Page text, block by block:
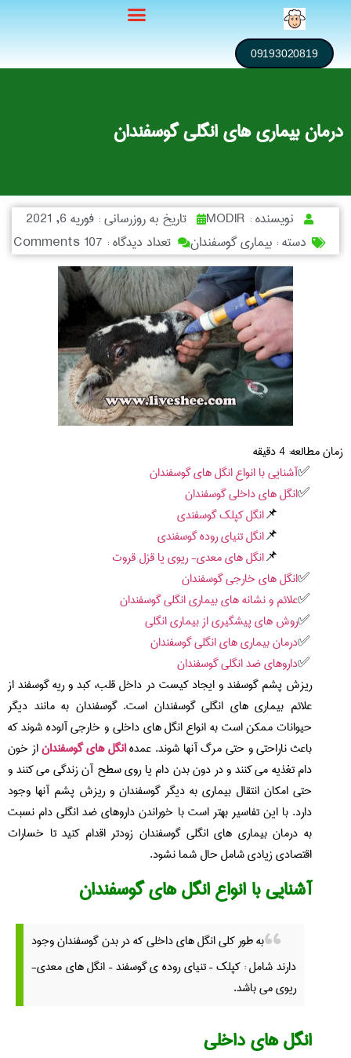
09193020819
درمان بیماری های انگلی گوسفندان
نویسنده : تاریخ به روزرسانی : فوریه 6, 2021
دسته : بیماری گوسفندان تعداد دیدگاه : 107 Comments
زمان مطالعه:4دقیقه
آشنایی با انواع انگل های گوسفندان
انگل های داخلی گوسفندان
انگل کپلک گوسفندی
انگل تنیای روده گوسفندی
انگل های معدی- ریوی یا قزل قروت
انگل های خارجی گوسفندان
علائم و نشانه های بیماری انگلی گوسفندان
روش های پیشگیری از بیماری انگلی
درمان بیماری های انگلی گوسفندان
داروهای ضد انگلی گوسفندان
ریزش پشم گوسفند و ایجاد کیست در داخل قلب، کبد و ریه گوسفند از
علائم بیماری های انگلی گوسفندان است. گوسفندان به مانند دیگر
حیوانات ممکن است به انواع انگل های داخلی و خارجی آلوده شوند که
باعث ناراحتی و حتی مرگ آنها شوند. عمدهانگل های گوسفنداناز خون
دام تغذیه می کنند و در دون بدن دام یا روی سطح آن زندگی می کنند و
حتی امکان انتقال بیماری به دیگر گوسفندان و ریزش پشم آنها وجود
دارد. با این تفاسیر بهتر است با خوراندن داروهای ضد انگلی دام نسبت
به درمان بیماری های انگلی گوسفندان زودتر اقدام کنید تا خسارات
اقتصادی زیادی شامل حال شما نشود.
آشنایی با انواع انگل های گوسفندان
به طور کلی انگل های داخلی که در بدن گوسفندان وجود
دارند شامل : کپلک – تنیای روده ی گوسفند – انگل های معدی-
ریوی می باشد.
انگل های داخلی